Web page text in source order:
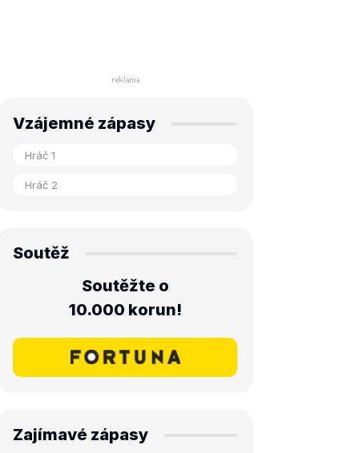
Vzájemné zápasy
Soutěž
Soutěžte o
10.000 korun!
Zajímavé zápasy